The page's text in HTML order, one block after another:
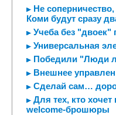
Не
Коми будут сразу
Учеба без "двоек"
Универсальная
Победили "Люди
Внешнее
Сделай сам…
Для тех, кто
welcome-брошюры